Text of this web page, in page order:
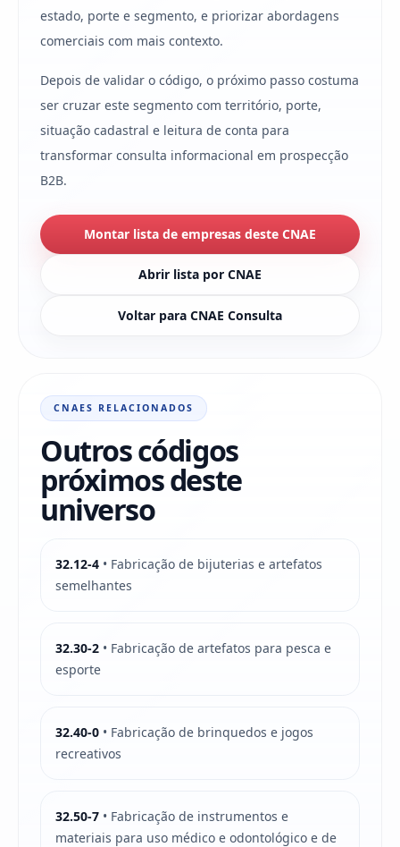
estado, porte e segmento, e priorizar abordagens
comerciais com mais contexto.
Depois de validar o código, o próximo passo costuma
ser cruzar este segmento com território, porte,
situação cadastral e leitura de conta para
transformar consulta informacional em prospecção
B2B.
Montar lista de empresas deste CNAE
Abrir lista por CNAE
Voltar para CNAE Consulta
CNAES RELACIONADOS
Outros códigos
próximos deste
universo
32.12-4 • Fabricação de bijuterias e artefatos
semelhantes
32.30-2 • Fabricação de artefatos para pesca e
esporte
32.40-0 • Fabricação de brinquedos e jogos
recreativos
32.50-7 • Fabricação de instrumentos e
materiais para uso médico e odontológico e de